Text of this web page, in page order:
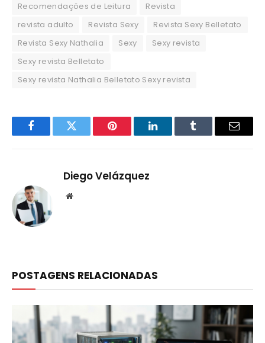
Recomendações de Leitura
Revista
revista adulto
Revista Sexy
Revista Sexy Belletato
Revista Sexy Nathalia
Sexy
Sexy revista
Sexy revista Belletato
Sexy revista Nathalia Belletato Sexy revista
FacebookTwitter Pinterest LinkedInTumblr Email
Diego Velázquez
Website
POSTAGENS RELACIONADAS